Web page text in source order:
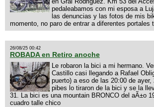
pedaleabamos con mi esposa a
las denuncias y las fotos de mis
momento, no paro de entrar a diferentes portales t
26/08/25 00:42
ROBADA en Retiro anoche
Le robaron la bici a mi hermano.
Castillo casi llegando a Rafael
puerto) a eso de las 20:00 de ayer,
pibes lo tiraron de la bici y se la
31. La bici es una mountain BRONCO del aÃ±o
cuadro talle chico